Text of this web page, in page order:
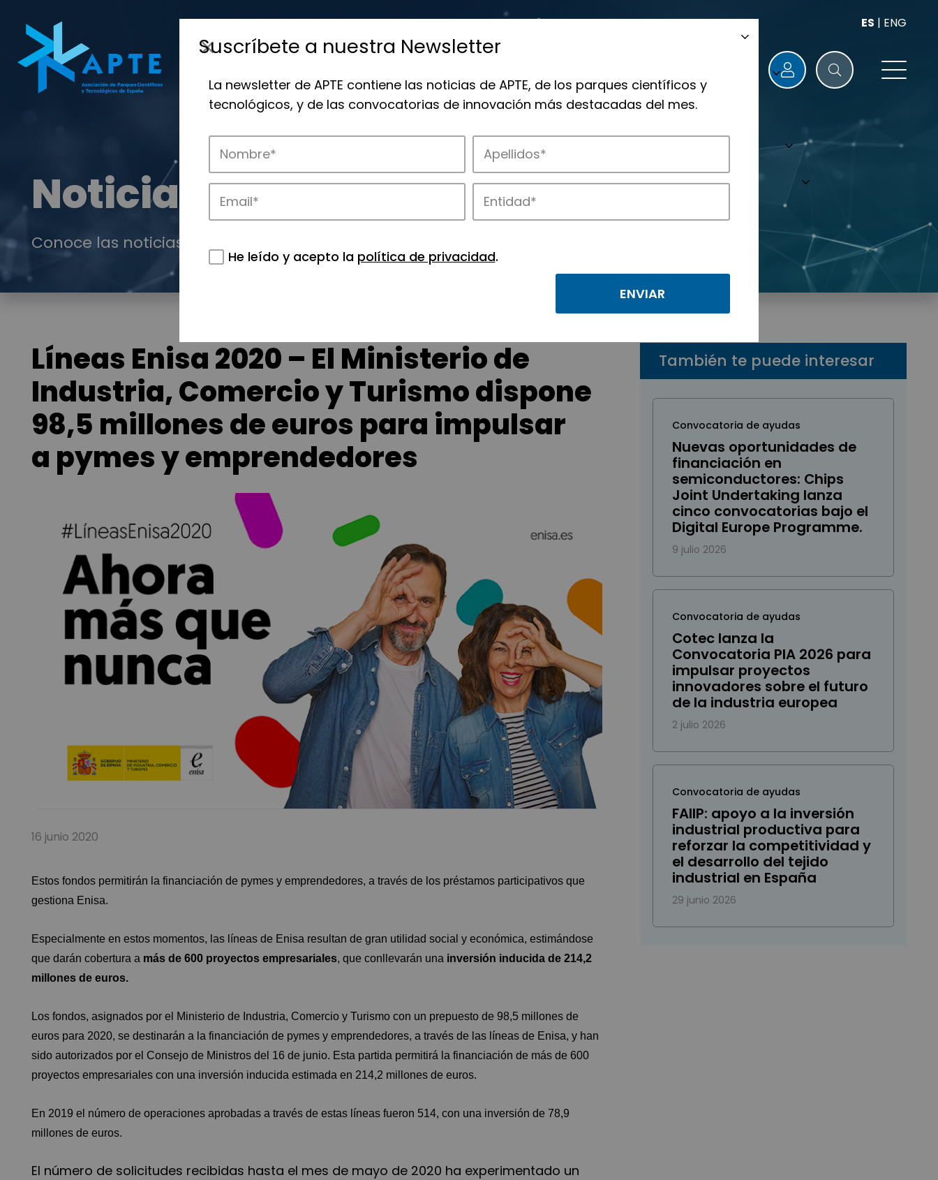
ES | ENG
Noticias
Conoce las noticias más destacadas de APTE y sus parques científicos y tecnológicos.
Líneas Enisa 2020 – El Ministerio de
Industria, Comercio y Turismo dispone
98,5 millones de euros para impulsar
a pymes y emprendedores
16 junio 2020
Estos fondos permitirán la financiación de pymes y emprendedores, a través de los préstamos participativos que
gestiona Enisa.
Especialmente en estos momentos, las líneas de Enisa resultan de gran utilidad social y económica, estimándose
que darán cobertura a más de 600 proyectos empresariales, que conllevarán una inversión inducida de 214,2
millones de euros.
Los fondos, asignados por el Ministerio de Industria, Comercio y Turismo con un prepuesto de 98,5 millones de
euros para 2020, se destinarán a la financiación de pymes y emprendedores, a través de las líneas de Enisa, y han
sido autorizados por el Consejo de Ministros del 16 de junio. Esta partida permitirá la financiación de más de 600
proyectos empresariales con una inversión inducida estimada en 214,2 millones de euros.
En 2019 el número de operaciones aprobadas a través de estas líneas fueron 514, con una inversión de 78,9
millones de euros.
El número de solicitudes recibidas hasta el mes de mayo de 2020 ha experimentado un
También te puede interesar
Convocatoria de ayudas
Nuevas oportunidades de
financiación en
semiconductores: Chips
Joint Undertaking lanza
cinco convocatorias bajo el
Digital Europe Programme.
9 julio 2026
Convocatoria de ayudas
Cotec lanza la
Convocatoria PIA 2026 para
impulsar proyectos
innovadores sobre el futuro
de la industria europea
2 julio 2026
Convocatoria de ayudas
FAIIP: apoyo a la inversión
industrial productiva para
reforzar la competitividad y
el desarrollo del tejido
industrial en España
29 junio 2026
Suscríbete a nuestra Newsletter
La newsletter de APTE contiene las noticias de APTE, de los parques científicos y
tecnológicos, y de las convocatorias de innovación más destacadas del mes.
He leído y acepto la política de privacidad.